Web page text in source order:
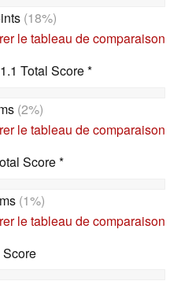
(18%)
le tableau de comparaison
Total Score *
(2%)
le tableau de comparaison
Score *
(1%)
le tableau de comparaison
Score